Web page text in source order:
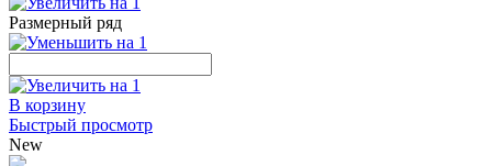
Размерный ряд
В корзину
Быстрый просмотр
New